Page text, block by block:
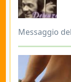
Messaggio